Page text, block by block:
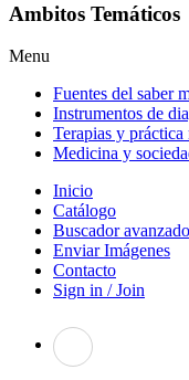
Ambitos Temáticos
Menu
Fuentes del saber
Instrumentos de
Terapias y práctica
Medicina y
Inicio
Catálogo
Buscador avanzado
Enviar Imágenes
Contacto
Sign in / Join